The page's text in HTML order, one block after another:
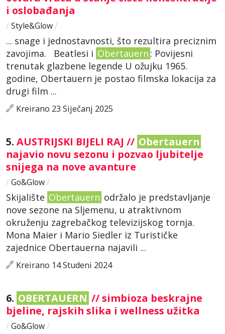
i oslobađanja
/ Style&Glow/
... snage i jednostavnosti, što rezultira preciznim
zavojima. Beatlesi i Obertauern : Povijesni
trenutak glazbene legende U ožujku 1965.
godine, Obertauern je postao filmska lokacija za
drugi film ...
Kreirano 23 Siječanj 2025
5. AUSTRIJSKI BIJELI RAJ // Obertauern
najavio novu sezonu i pozvao ljubitelje
snijega na nove avanture
/ Go&Glow/
Skijalište Obertauern održalo je predstavljanje
nove sezone na Sljemenu, u atraktivnom
okruženju zagrebačkog televizijskog tornja.
Mona Maier i Mario Siedler iz Turističke
zajednice Obertauerna najavili ...
Kreirano 14 Studeni 2024
6. OBERTAUERN // simbioza beskrajne
bjeline, rajskih slika i wellness užitka
/ Go&Glow/